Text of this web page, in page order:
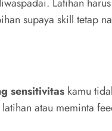
Latihan
supaya skill tetap
sensitivitas kamu
atau meminta